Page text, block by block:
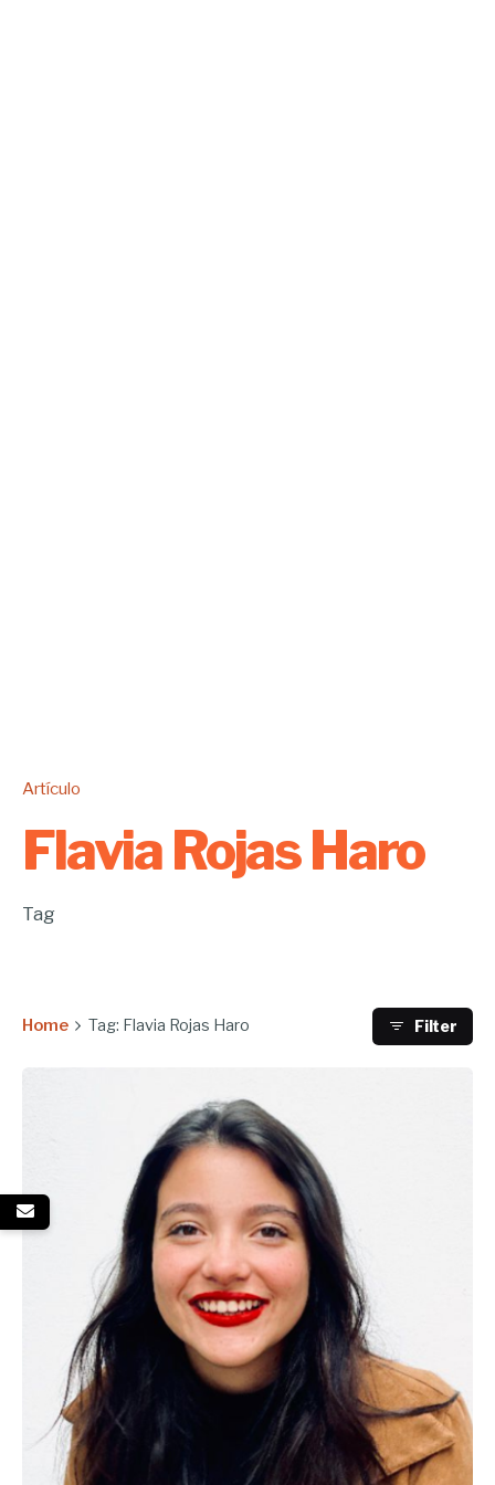
Artículo
Flavia Rojas Haro
Tag
Home Tag: Flavia Rojas Haro Filter